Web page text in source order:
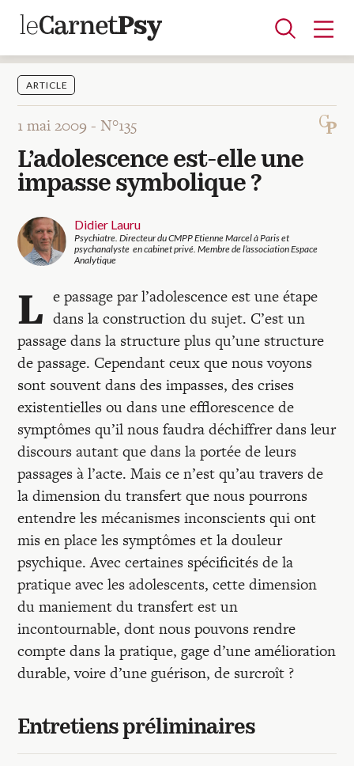
Articles
A la une
Adolescence
Dispositif
Enfance
Périnatalité
Psychanalyse
Psychopathologie
Soin
Dossiers
Auteurs
Blocs-notes
Recherches
Entretiens
Revues
Colloque
Mon panier
Mon compte
ARTICLE
1 mai 2009 -N°135
L’adolescence est-elle une
impasse symbolique ?
Didier Lauru
Psychiatre. Directeur du CMPP Etienne Marcel à Paris et
psychanalyste en cabinet privé. Membre de l’association Espace
Analytique
L e passage par l’adolescence est une étape
dans la construction du sujet. C’est un
passage dans la structure plus qu’une structure
de passage. Cependant ceux que nous voyons
sont souvent dans des impasses, des crises
existentielles ou dans une efflorescence de
symptômes qu’il nous faudra déchiffrer dans leur
discours autant que dans la portée de leurs
passages à l’acte. Mais ce n’est qu’au travers de
la dimension du transfert que nous pourrons
entendre les mécanismes inconscients qui ont
mis en place les symptômes et la douleur
psychique. Avec certaines spécificités de la
pratique avec les adolescents, cette dimension
du maniement du transfert est un
incontournable, dont nous pouvons rendre
compte dans la pratique, gage d’une amélioration
durable, voire d’une guérison, de surcroît ?
Entretiens préliminaires